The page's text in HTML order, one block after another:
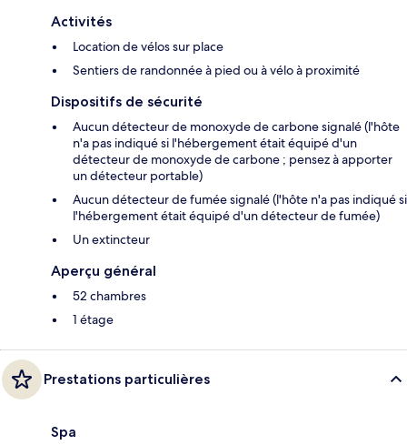
Activités
Location de vélos sur place
Sentiers de randonnée à pied ou à vélo à proximité
Dispositifs de sécurité
Aucun détecteur de monoxyde de carbone signalé (l'hôte
n'a pas indiqué si l'hébergement était équipé d'un
détecteur de monoxyde de carbone ; pensez à apporter
un détecteur portable)
Aucun détecteur de fumée signalé (l'hôte n'a pas indiqué si
l'hébergement était équipé d'un détecteur de fumée)
Un extincteur
Aperçu général
52 chambres
1 étage
Prestations particulières
Spa